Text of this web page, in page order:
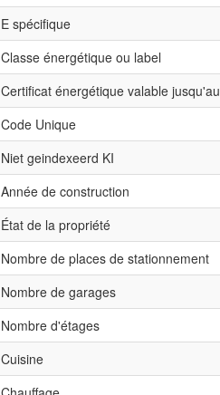
E spécifique
Classe énergétique ou label
Certificat énergétique valable jusqu'au
Code Unique
Niet geindexeerd KI
Année de construction
État de la propriété
Nombre de places de stationnement
Nombre de garages
Nombre d'étages
Cuisine